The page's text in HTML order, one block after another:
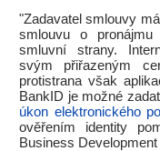
"Zadavatel smlouvy
smlouvu o pronájmu
smluvní strany.
svým přiřazeným
protistrana však
BankID je možné
úkon elektronického
ověřením identity
Business